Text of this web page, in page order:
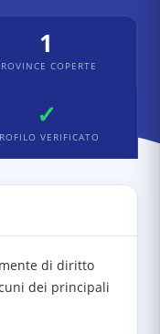
1
COPERTE
✓
VERIFICATO
di diritto
dei principali